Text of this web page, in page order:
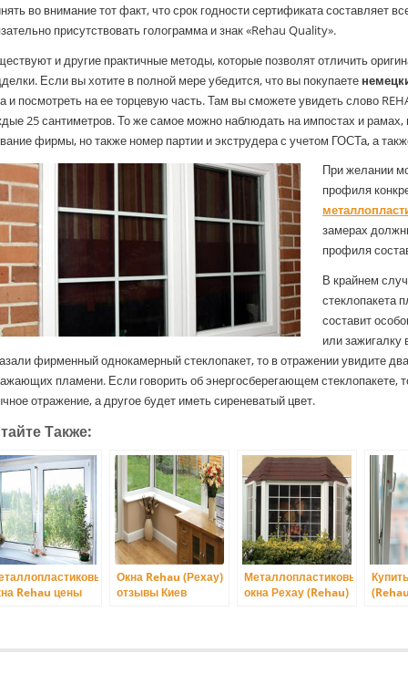
во внимание тот факт, что срок годности сертификата составляет
присутствовать голограмма и знак «Rehau Quality».
и другие практичные методы, которые позволят отличить
Если вы хотите в полной мере убедится, что вы покупаете
и посмотреть на ее торцевую часть. Там вы сможете увидеть слово
25 сантиметров. То же самое можно наблюдать на импостах и рамах,
фирмы, но также номер партии и экструдера с учетом ГОСТа, а
При желании
профиля
замерах
профиля
В крайнем
стеклопакета
составит
или зажигалку
фирменный однокамерный стеклопакет, то в отражении увидите
пламени. Если говорить об энергосберегающем стеклопакете,
отражение, а другое будет иметь сиреневатый цвет.
Также:
Rehau цены
Окна Rehau (Рехау)
отзывы Киев
Металлопластиковые
окна Рехау (Rehau)